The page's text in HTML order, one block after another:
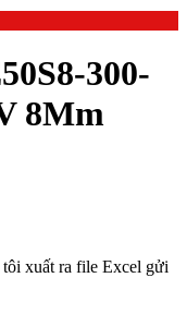
300-
8Mm
xuất ra file Excel gửi